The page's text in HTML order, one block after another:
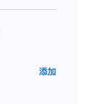
添加